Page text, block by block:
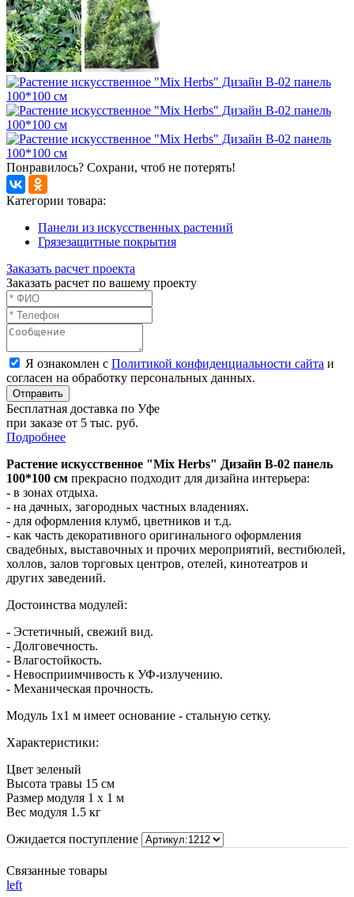
Понравилось? Сохрани, чтоб не потерять!
Категории товара:
Панели из искусственных растений
Грязезащитные покрытия
Заказать расчет проекта
Заказать расчет по вашему проекту
Я ознакомлен с Политикой конфиденциальности сайта и
согласен на обработку персональных данных.
Отправить
Бесплатная доставка по Уфе
при заказе от 5 тыс. руб.
Подробнее
Растение искусственное "Mix Herbs" Дизайн B-02 панель
100*100 см прекрасно подходит для дизайна интерьера:
- в зонах отдыха.
- на дачных, загородных частных владениях.
- для оформления клумб, цветников и т.д.
- как часть декоративного оригинального оформления
свадебных, выставочных и прочих мероприятий, вестибюлей,
холлов, залов торговых центров, отелей, кинотеатров и
других заведений.
Достоинства модулей:
- Эстетичный, свежий вид.
- Долговечность.
- Влагостойкость.
- Невосприимчивость к УФ-излучению.
- Механическая прочность.
Модуль 1х1 м имеет основание - стальную сетку.
Характеристики:
Цвет зеленый
Высота травы 15 см
Размер модуля 1 х 1 м
Вес модуля 1.5 кг
Ожидается поступление
Связанные товары
left